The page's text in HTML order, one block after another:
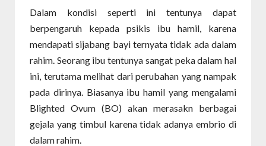
Dalam kondisi seperti ini tentunya dapat
berpengaruh kepada psikis ibu hamil, karena
mendapati sijabang bayi ternyata tidak ada dalam
rahim. Seorang ibu tentunya sangat peka dalam hal
ini, terutama melihat dari perubahan yang nampak
pada dirinya. Biasanya ibu hamil yang mengalami
Blighted Ovum (BO) akan merasakn berbagai
gejala yang timbul karena tidak adanya embrio di
dalam rahim.